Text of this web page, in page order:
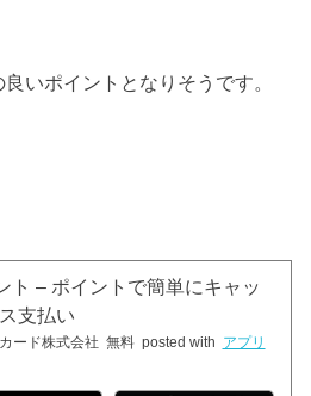
いポイントとなりそうです。
ト – ポイントで簡単にキャッ
支払い
ード株式会社 無料 posted with アプリ